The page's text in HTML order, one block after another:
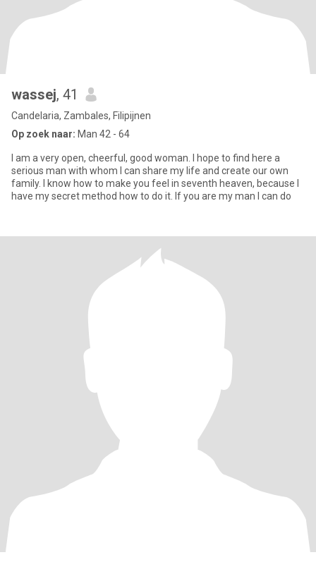
wassej, 41
Candelaria, Zambales, Filipijnen
Op zoek naar: Man 42 - 64
I am a very open, cheerful, good woman. I hope to find here a
serious man with whom I can share my life and create our own
family. I know how to make you feel in seventh heaven, because I
have my secret method how to do it. If you are my man I can do